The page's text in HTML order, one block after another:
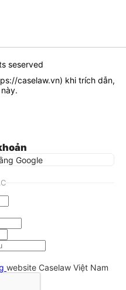
seserved
caselaw.vn) khi trích dẫn,
Google
website Caselaw Việt Nam